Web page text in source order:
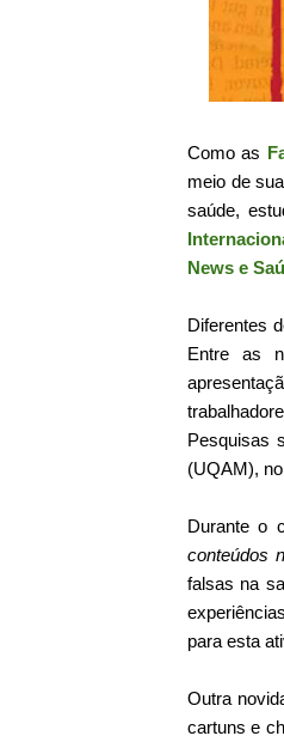
Como as
meio de
saúde,
News e
Diferentes
Entre as
Pesquisas
(UQAM),
Durante o
conteúdos
falsas na
para esta
Outra
cartuns e